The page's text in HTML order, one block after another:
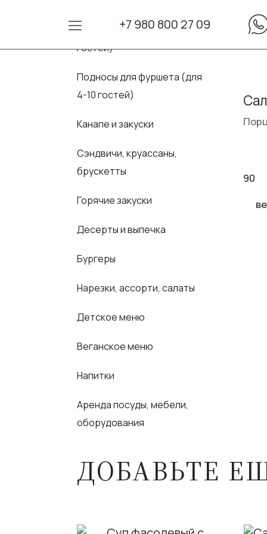
+7 980 800 27 09
Сеты для фуршета (для 10-30
гостей)
Подносы для фуршета (для
4-10 гостей)
Канапе и закуски
Сэндвичи, круассаны,
брускетты
Горячие закуски
Десерты и выпечка
Бургеры
Нарезки, ассорти, салаты
Детское меню
Веганское меню
Напитки
Аренда посуды, мебели,
оборудования
90
ДОБАВЬТЕ